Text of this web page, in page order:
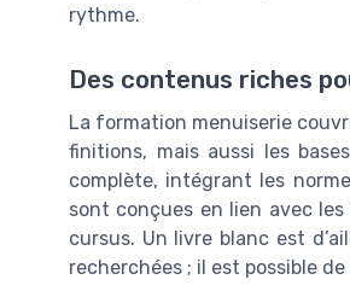
rythme.
Des contenus riches
La formation menuiserie
finitions, mais aussi les
complète, intégrant les
sont conçues en lien avec
cursus. Un livre blanc est
recherchées ; il est possible